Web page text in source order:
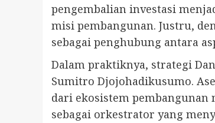
pengembalian investasi
misi pembangunan. Justru,
sebagai penghubung antara
Dalam praktiknya, strategi
Sumitro Djojohadikusumo.
dari ekosistem
sebagai orkestrator yang